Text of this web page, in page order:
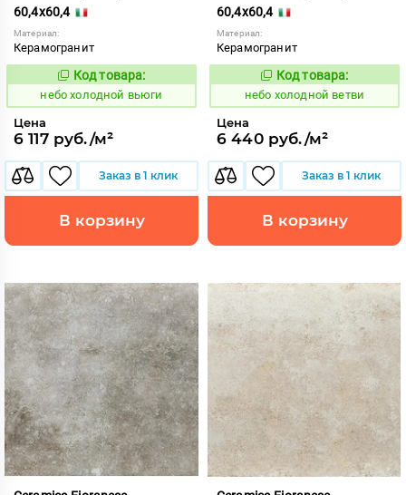
60,4x60,4
Материал:
Керамогранит
1123514
Код товара:
небо холодной вьюги
Цена
6 117 руб./м²
Заказ в 1 клик
В корзину
60,4x60,4
Материал:
Керамогранит
1123509
Код товара:
небо холодной ветви
Цена
6 440 руб./м²
Заказ в 1 клик
В корзину